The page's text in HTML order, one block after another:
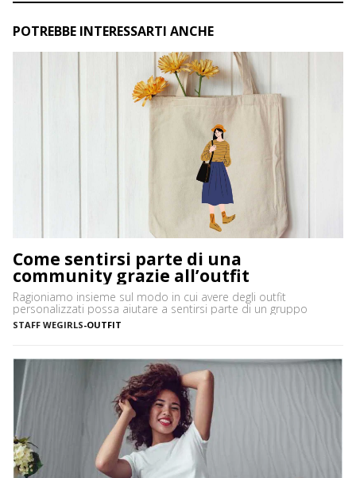
POTREBBE INTERESSARTI ANCHE
Come sentirsi parte di una
community grazie all’outfit
Ragioniamo insieme sul modo in cui avere degli outfit
personalizzati possa aiutare a sentirsi parte di un gruppo
STAFF WEGIRLS-OUTFIT